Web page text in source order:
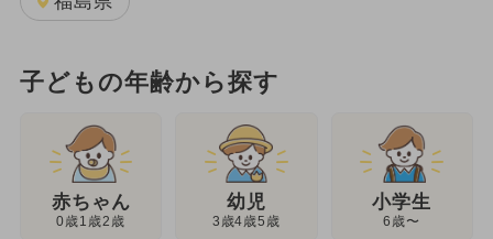
子どもの年齢から探す
赤ちゃん
0歳1歳2歳
幼児
3歳4歳5歳
小学生
6歳〜